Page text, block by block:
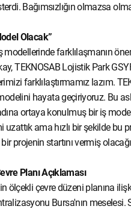
Bağımsızlığın olmazsa
Olacak”
farklılaşmanın
TEKNOSAB Lojistik Park
farklılaştırmamız lazım.
hayata geçiriyoruz. Bu
ortaya konulmuş bir iş
ama hızlı bir şekilde bu
projenin startını vermiş
Planı Açıklaması
ölçekli çevre düzeni planına
Bursa'nın